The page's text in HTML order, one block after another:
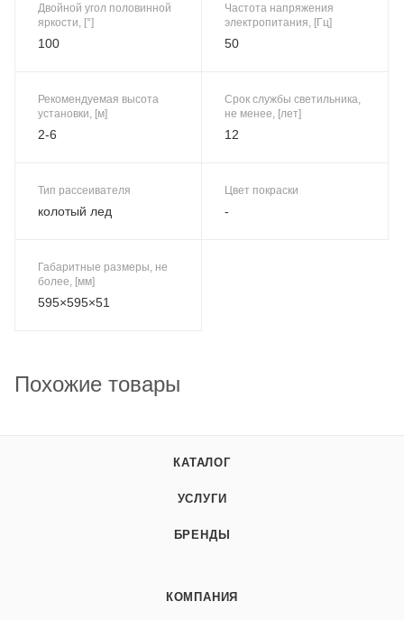
Двойной угол половинной
яркости, [°]
100
Частота напряжения
электропитания, [Гц]
50
Рекомендуемая высота
установки, [м]
2-6
Срок службы светильника,
не менее, [лет]
12
Тип рассеивателя
колотый лед
Цвет покраски
-
Габаритные размеры, не
более, [мм]
595×595×51
Похожие товары
КАТАЛОГ
УСЛУГИ
БРЕНДЫ
КОМПАНИЯ